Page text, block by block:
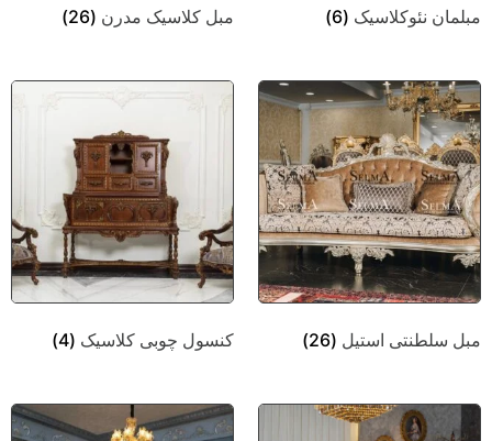
مبلمان نئوکلاسیک (6) مبل کلاسیک مدرن (26)
مبل سلطنتی استیل (26) کنسول چوبی کلاسیک (4)